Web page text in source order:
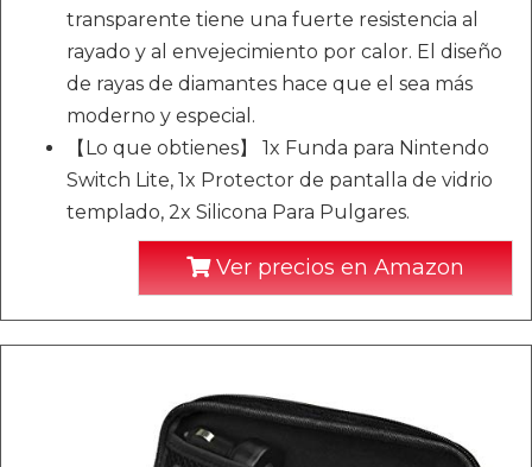
transparente tiene una fuerte resistencia al
rayado y al envejecimiento por calor. El diseño
de rayas de diamantes hace que el sea más
moderno y especial.
【Lo que obtienes】 1x Funda para Nintendo
Switch Lite, 1x Protector de pantalla de vidrio
templado, 2x Silicona Para Pulgares.
Ver precios en Amazon